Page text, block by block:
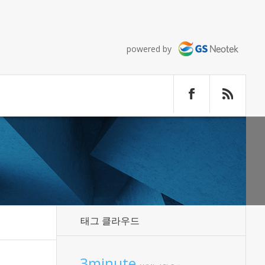
powered by
태그 클라우드